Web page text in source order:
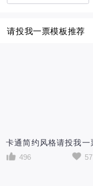
请投我一票模板推荐
496
57